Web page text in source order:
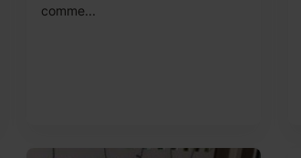
comme...